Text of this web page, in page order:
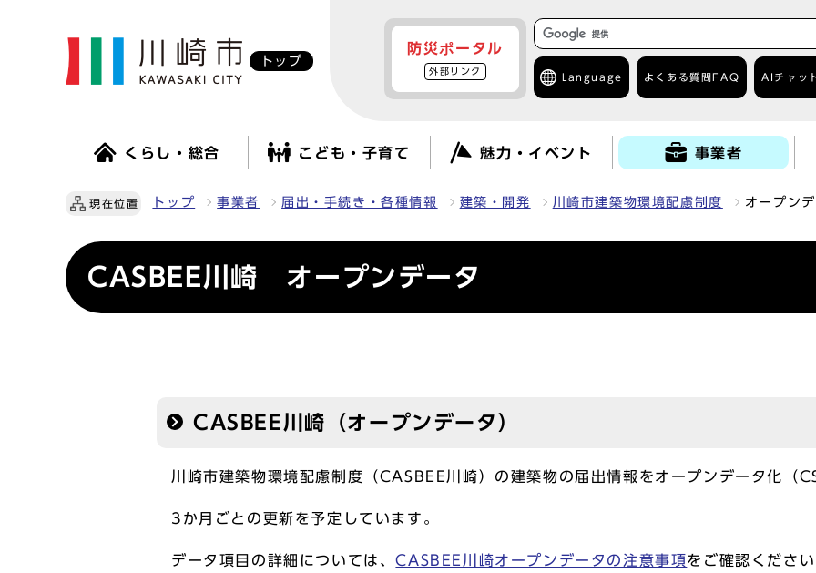
トップ
防災ポータル
外部リンク
Language よくある質問 FAQ AIチャッ
くらし・総合 こども・子育て 魅力・イベント 事業者
現在位置 トップ 事業者 届出・手続き・各種情報 建築・開発 川崎市建築物環境配慮制度 オープン
CASBEE川崎 オープンデータ
CASBEE川崎（オープンデータ）
川崎市建築物環境配慮制度（CASBEE川崎）の建築物の届出情報をオープンデータ化（
3か月ごとの更新を予定しています。
データ項目の詳細については、CASBEE川崎オープンデータの注意事項をご確認ください